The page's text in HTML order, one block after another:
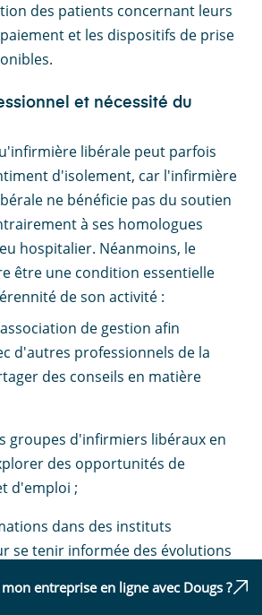
des patients concernant leurs
et les dispositifs de prise
et nécessité du
libérale peut parfois
d'isolement, car l'infirmière
ne bénéficie pas du soutien
à ses homologues
hospitalier. Néanmoins, le
être une condition essentielle
de son activité :
de gestion afin
d'autres professionnels de la
des conseils en matière
groupes d'infirmiers libéraux en
des opportunités de
d'emploi ;
dans des instituts
se tenir informée des évolutions
entreprise en ligne avec Dougs ?